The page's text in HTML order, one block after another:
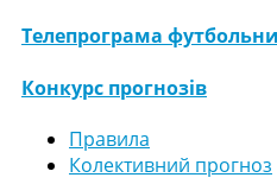
Телепрограма
Конкурс прогнозів
Правила
Колективний прогноз